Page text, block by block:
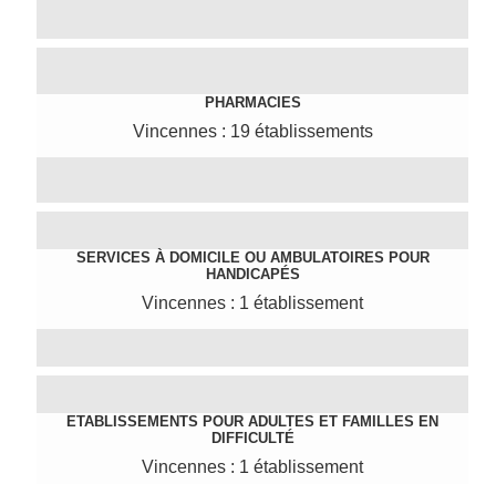
PHARMACIES
Vincennes : 19 établissements
SERVICES À DOMICILE OU AMBULATOIRES POUR
HANDICAPÉS
Vincennes : 1 établissement
ETABLISSEMENTS POUR ADULTES ET FAMILLES EN
DIFFICULTÉ
Vincennes : 1 établissement